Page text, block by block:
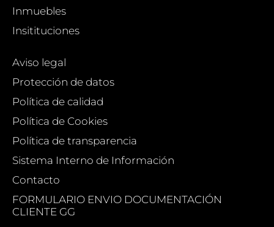
Inmuebles
Insitituciones
Aviso legal
Protección de datos
Política de calidad
Política de Cookies
Política de transparencia
Sistema Interno de Información
Contacto
FORMULARIO ENVIO DOCUMENTACIÓN
CLIENTE GG